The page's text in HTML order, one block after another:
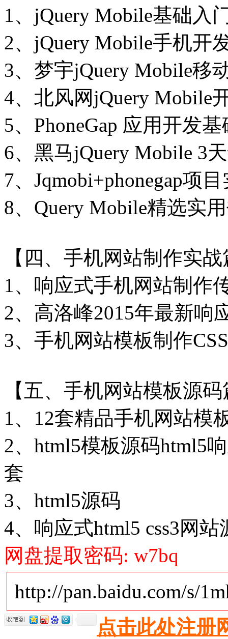
1、jQuery Mobile基础入
2、jQuery Mobile手机开
3、梦宇jQuery Mobile移
4、北风网jQuery Mobile
5、PhoneGap 应用开发基
6、黑马jQuery Mobile 3
7、Jqmobi+phonegap项
8、Query Mobile精选实
【四、手机网站制作实
1、响应式手机网站制作
2、高洛峰2015年最新响
3、手机网站模板制作
【五、手机网站模板源
1、12套精品手机网站模
2、html5模板源码html5
套
3、html5源码
4、响应式html5 css3网站
网盘提取密码: w7bq
http://pan.baidu.com/s/
点击此处注册